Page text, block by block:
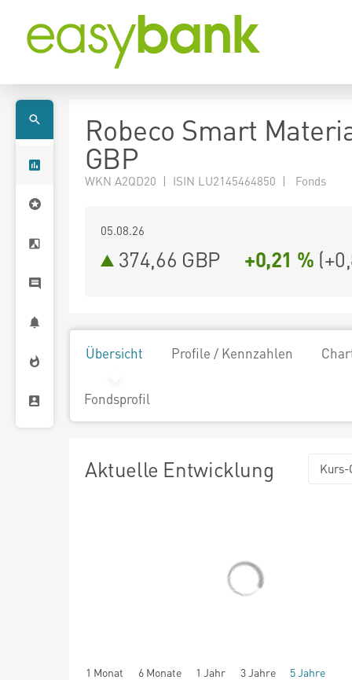
Robeco Smart
GBP
WKN A2QD20 | ISIN LU2145464850 | Fonds
05.08.26
374,66 GBP +0,21 % (
Übersicht Profile / Kennzahlen
Fondsprofil
Aktuelle Entwicklung Kurs-
1 Monat 6 Monate 1 Jahr 3 Jahre 5 Jahre